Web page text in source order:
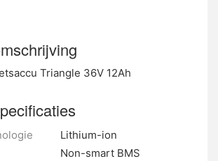
Triangle 36V 12Ah
Lithium-ion
Non-smart BMS